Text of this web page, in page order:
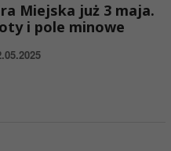
Miejska już 3 maja.
i pole minowe